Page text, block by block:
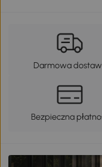
Darmowa
Bezpieczna